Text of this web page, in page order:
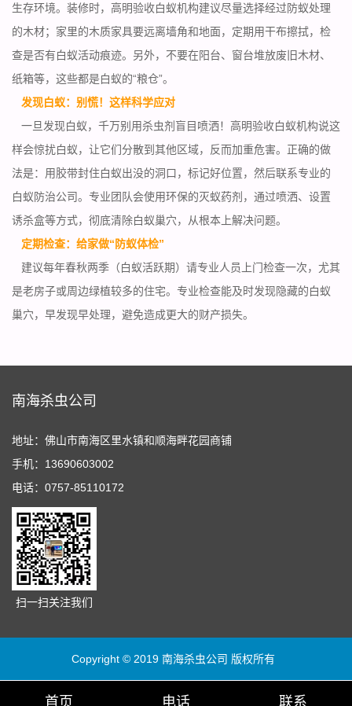
生存环境。装修时，高明验收白蚁机构建议尽量选择经过防蚁处理
的木材；家里的木质家具要远离墙角和地面，定期用干布擦拭，检
查是否有白蚁活动痕迹。另外，不要在阳台、窗台堆放废旧木材、
纸箱等，这些都是白蚁的“粮仓”。
发现白蚁：别慌！这样科学应对
一旦发现白蚁，千万别用杀虫剂 盲目喷洒！高明验收白蚁机构说这
样会惊扰白蚁，让它们分散到其他区域，反而加重危害。正确的做
法是：用胶带封住白蚁出没的洞口，标记好位置，然后联系专业的
白蚁防治公司。专业团队会使用环保的灭蚁药剂，通过喷洒、设置
诱杀盒等方式，彻底清除白蚁巢穴，从根本上解决问题。
定期检查：给家做“防蚁体检”
建议每年春秋两季（白蚁活跃期）请专业人员上门检查一次，尤其
是老房子或周边绿植较多的住宅。专业检查能及时发现隐藏的白蚁
巢穴，早发现早处理，避免造成更大的财产损失。
南海杀虫公司
地址：佛山市南海区里水镇和顺海畔花园商铺
手机：13690603002
电话：0757-85110172
扫一扫关注我们
Copyright © 2019 南海杀虫公司 版权所有
首页 电话 联系